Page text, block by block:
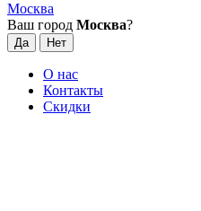
Москва
Ваш город Москва?
О нас
Контакты
Скидки